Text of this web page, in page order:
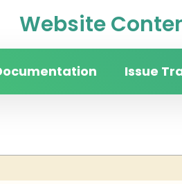
Website
Issue